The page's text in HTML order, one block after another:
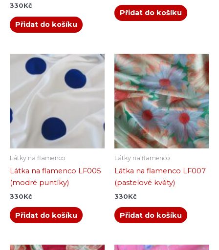
330Kč
Přidat do košíku
Přidat do košíku
Látky na flamenco
Látka na flamenco LF005
(modré puntíky)
330Kč
Přidat do košíku
Látky na flamenco
Látka na flamenco LF007
(pastelové květy)
330Kč
Přidat do košíku